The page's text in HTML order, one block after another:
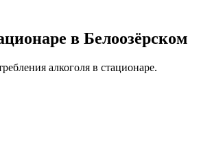
в Белоозёрском
алкоголя в стационаре.